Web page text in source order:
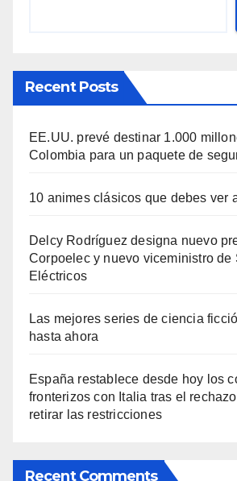
Recent Posts
EE.UU. prevé destinar 1.000
Colombia para un paquete de
10 animes clásicos que debes ver
Delcy Rodríguez designa nuevo
Corpoelec y nuevo viceministro de
Eléctricos
Las mejores series de ciencia
hasta ahora
España restablece desde hoy los
fronterizos con Italia tras el
retirar las restricciones
Recent Comments